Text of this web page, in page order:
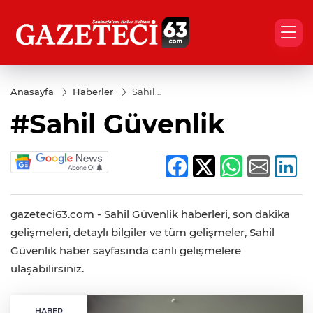
Anasayfa Haberler
Sahil
#Sahil Güvenlik
gazeteci63.com - Sahil Güvenlik haberleri, son dakika
gelişmeleri, detaylı bilgiler ve tüm gelişmeler, Sahil
Güvenlik haber sayfasında canlı gelişmelere
ulaşabilirsiniz.